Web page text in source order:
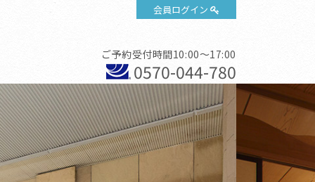
会員ログイン
ご予約受付時間10:00～17:00
0570-044-780